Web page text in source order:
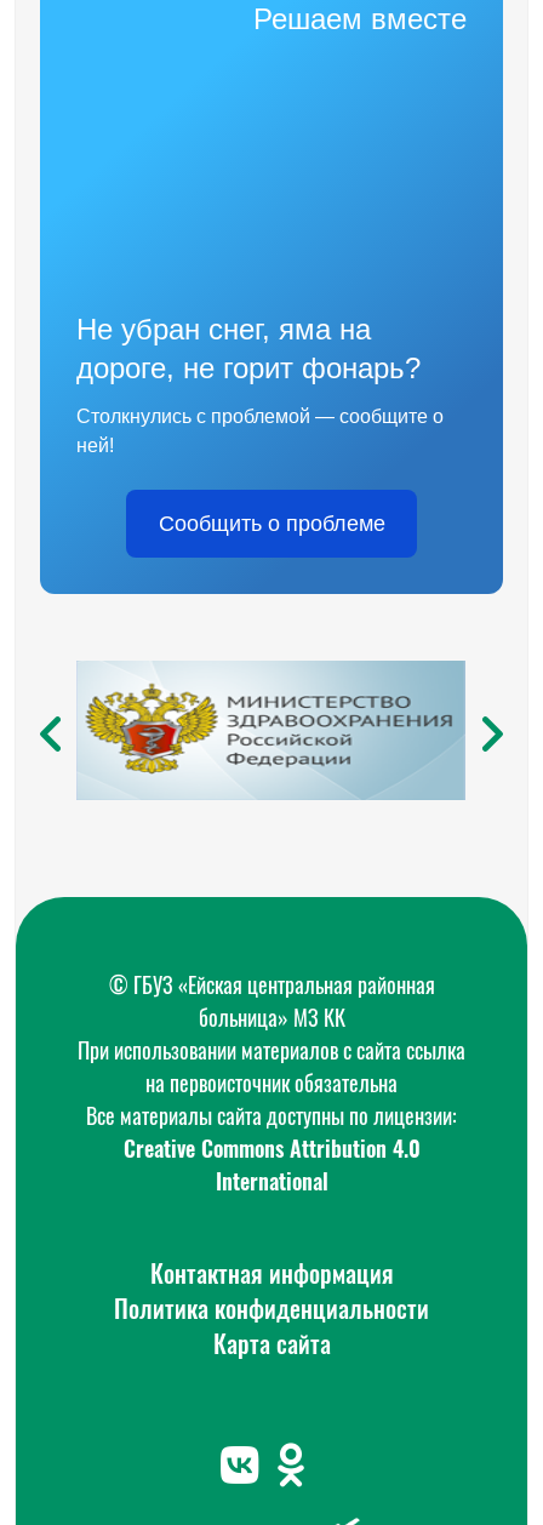
Решаем вместе
Не убран снег, яма на
дороге, не горит фонарь?
Столкнулись с проблемой — сообщите о
ней!
Сообщить о проблеме
© ГБУЗ «Ейская центральная районная
больница» МЗ КК
При использовании материалов с сайта ссылка
на первоисточник обязательна
Все материалы сайта доступны по лицензии:
Creative Commons Attribution 4.0
International
Контактная информация
Политика конфиденциальности
Карта сайта